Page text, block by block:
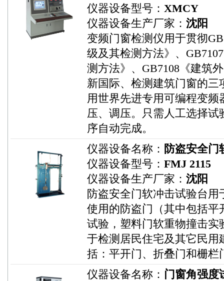
仪器设备型号： XMCY
仪器设备生产厂家： 沈阳
变频门窗检测仪用于贯彻
级及其检测方法》、
测方法》、GB7108《建筑
新国际、检测建筑门窗的
用世界先进专用可编程变
压、调压。只需人工选择
序自动完成。
仪器设备名称： 防盗安全门
仪器设备型号： FMJ 2115
仪器设备生产厂家： 沈阳
防盗安全门软冲击试验台
使用的防盗门（其中包括
试验，塑料门软重物撞击实
于检测居民住宅及其它民
括：平开门、折叠门和栅栏
仪器设备名称： 门窗角强度